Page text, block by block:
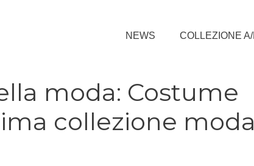
NEWS COLLEZIONE A/I
moda: Costume
collezione moda